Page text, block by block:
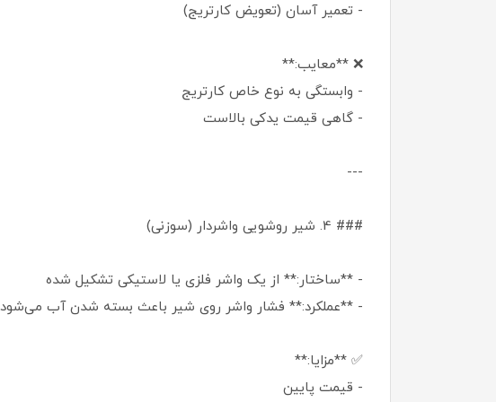
- تعمیر آسان (تعویض کارتریج)
❌ **معایب:**
- وابستگی به نوع خاص کارتریج
- گاهی قیمت یدکی بالاست
---
### 4. شیر روشویی واشردار (سوزنی)
- **ساختار:** از یک واشر فلزی یا لاستیکی تشکیل شده
- **عملکرد:** فشار واشر روی شیر باعث بسته شدن آب می‌شود
✅ **مزایا:**
- قیمت پایین